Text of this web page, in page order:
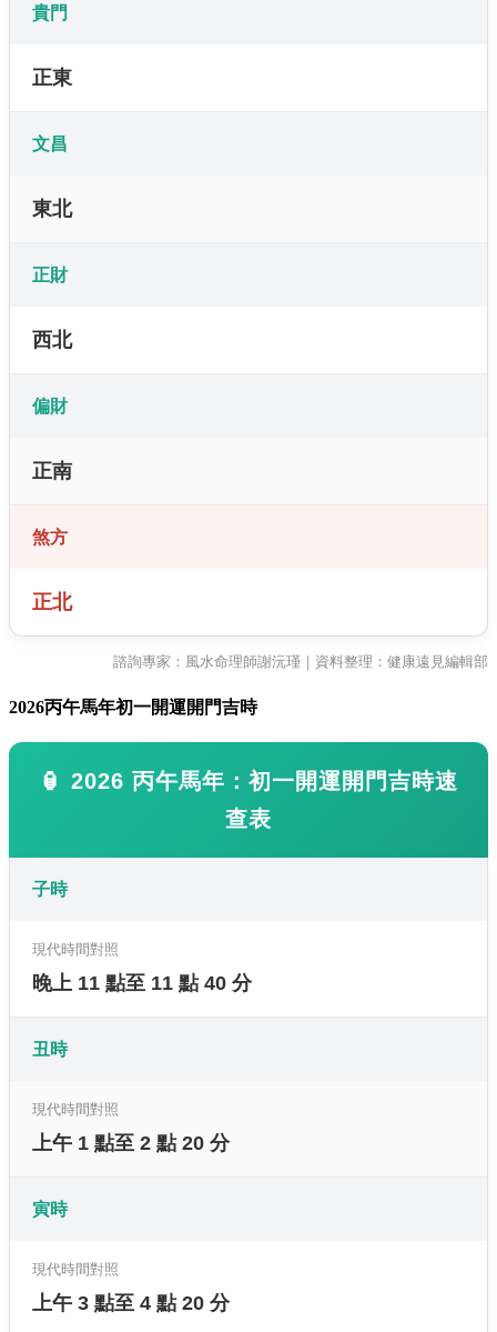
貴門
正東
文昌
東北
正財
西北
偏財
正南
煞方
正北
諮詢專家：風水命理師謝沅瑾｜資料整理：健康遠見編輯部
2026丙午馬年初一開運開門吉時
🏮 2026 丙午馬年：初一開運開門吉時速
查表
子時
現代時間對照
晚上 11 點至 11 點 40 分
丑時
現代時間對照
上午 1 點至 2 點 20 分
寅時
現代時間對照
上午 3 點至 4 點 20 分